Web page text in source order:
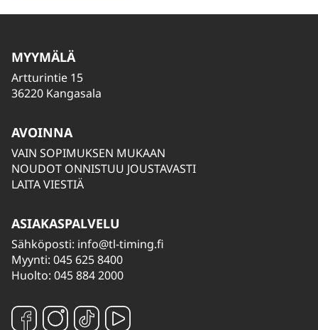
MYYMÄLÄ
Artturintie 15
36220 Kangasala
AVOINNA
VAIN SOPIMUKSEN MUKAAN
NOUDOT ONNISTUU JOUSTAVASTI
LAITA VIESTIÄ
ASIAKASPALVELU
Sähköposti: info@tl-timing.fi
Myynti: 045 625 8400
Huolto: 045 884 2000